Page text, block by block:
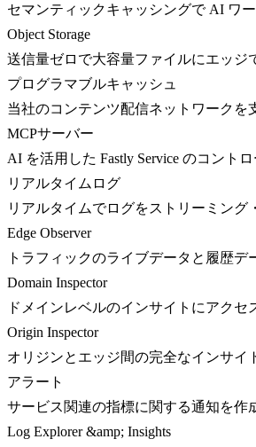
セマンティックキャッシングで AI ワ
Object Storage
送信量ゼロで大容量ファイルにエッジ
プログラマブルキャッシュ
当社のコンテンツ配信ネットワークを
MCPサーバー
AI を活用した Fastly Service のコントロ
リアルタイムログ
リアルタイムでログをストリーミング
Edge Observer
トラフィックのライブデータと履歴デ
Domain Inspector
ドメインレベルのインサイトにアクセ
Origin Inspector
オリジンとエッジ間の完全なインサイ
アラート
サービス関連の指標に関する通知を作
Log Explorer &amp; Insights